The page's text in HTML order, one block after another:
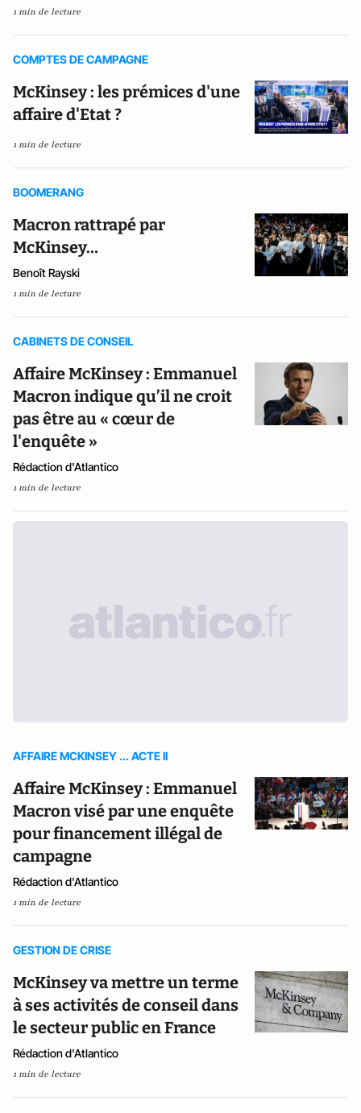
1 min de lecture
COMPTES DE CAMPAGNE
McKinsey : les prémices d'une
affaire d'Etat ?
1 min de lecture
BOOMERANG
Macron rattrapé par
McKinsey…
Benoît Rayski
1 min de lecture
CABINETS DE CONSEIL
Affaire McKinsey : Emmanuel
Macron indique qu’il ne croit
pas être au « cœur de
l'enquête »
Rédaction d'Atlantico
1 min de lecture
AFFAIRE MCKINSEY ... ACTE II
Affaire McKinsey : Emmanuel
Macron visé par une enquête
pour financement illégal de
campagne
Rédaction d'Atlantico
1 min de lecture
GESTION DE CRISE
McKinsey va mettre un terme
à ses activités de conseil dans
le secteur public en France
Rédaction d'Atlantico
1 min de lecture